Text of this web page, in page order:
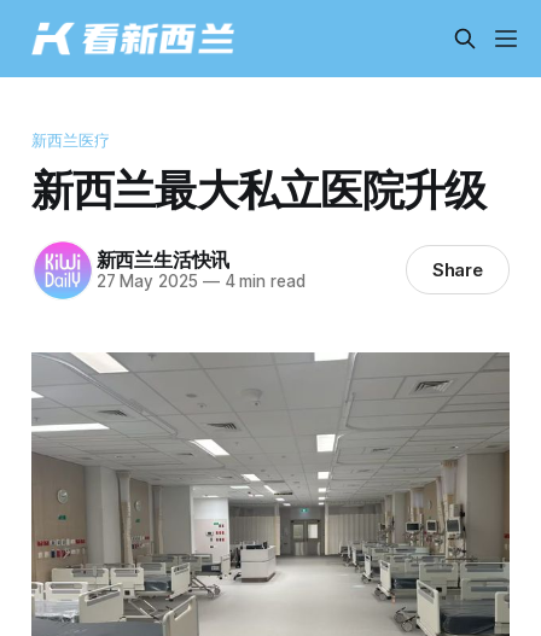
新西兰医疗
新西兰最大私立医院升级
新西兰生活快讯
27 May 2025 —4 min read Share